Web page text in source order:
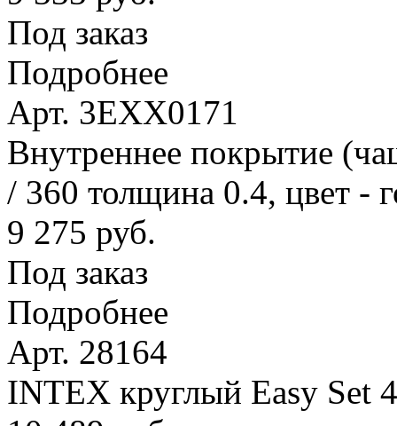
Под заказ
Подробнее
Арт. 3EXX0171
Внутреннее покрытие
/ 360 толщина 0.4, цвет -
9 275 руб.
Под заказ
Подробнее
Арт. 28164
INTEX круглый Easy Set